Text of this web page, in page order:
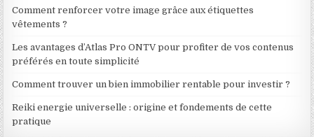
Comment renforcer votre image grâce aux étiquettes
vêtements ?
Les avantages d’Atlas Pro ONTV pour profiter de vos contenus
préférés en toute simplicité
Comment trouver un bien immobilier rentable pour investir ?
Reiki energie universelle : origine et fondements de cette
pratique